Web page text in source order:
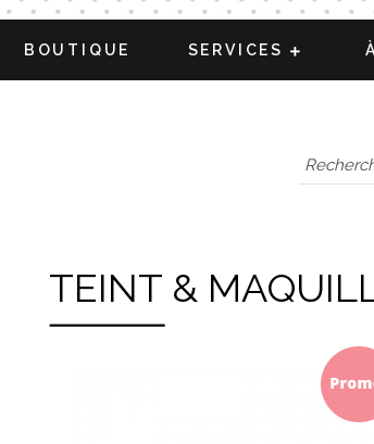
BOUTIQUE SERVICES
TEINT &